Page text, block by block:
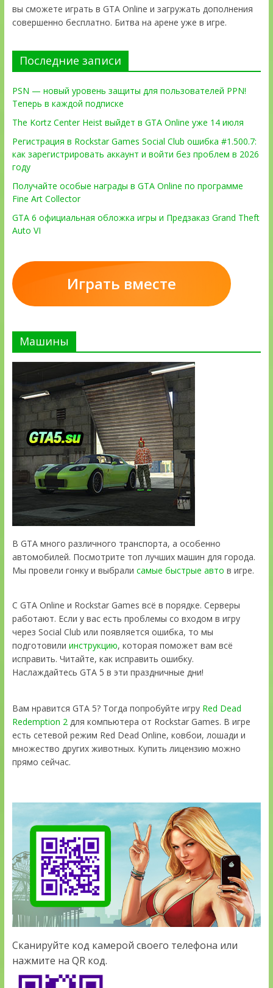
вы сможете играть в GTA Online и загружать дополнения
совершенно бесплатно. Битва на арене уже в игре.
Последние записи
PSN — новый уровень защиты для пользователей PPN!
Теперь в каждой подписке
The Kortz Center Heist выйдет в GTA Online уже 14 июля
Регистрация в Rockstar Games Social Club ошибка #1.500.7:
как зарегистрировать аккаунт и войти без проблем в 2026
году
Получайте особые награды в GTA Online по программе
Fine Art Collector
GTA 6 официальная обложка игры и Предзаказ Grand Theft
Auto VI
Играть вместе
Машины
В GTA много различного транспорта, а особенно
автомобилей. Посмотрите топ лучших машин для города.
Мы провели гонку и выбрали самые быстрые авто в игре.
С GTA Online и Rockstar Games всё в порядке. Серверы
работают. Если у вас есть проблемы со входом в игру
через Social Club или появляется ошибка, то мы
подготовили инструкцию, которая поможет вам всё
исправить. Читайте, как исправить ошибку.
Наслаждайтесь GTA 5 в эти праздничные дни!
Вам нравится GTA 5? Тогда попробуйте игру Red Dead
Redemption 2для компьютера от Rockstar Games. В игре
есть сетевой режим Red Dead Online, ковбои, лошади и
множество других животных. Купить лицензию можно
прямо сейчас.
Сканируйте код камерой своего телефона или
нажмите на QR код.